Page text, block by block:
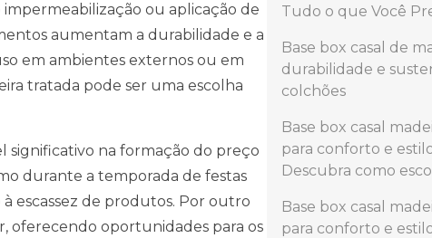
ou aplicação de
aumentam a durabilidade e a
em ambientes externos ou em
tratada pode ser uma escolha
na formação do preço
durante a temporada de festas
escassez de produtos. Por outro
oferecendo oportunidades para os
Tudo o que Você
Base box casal de
durabilidade e
colchões
Base box casal
para conforto e
Descubra como
Base box casal
para conforto e